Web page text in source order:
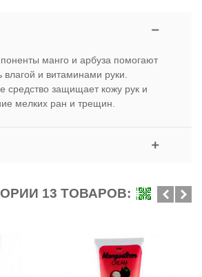
манго и арбуза помогают
влагой и витаминами руки.
средство защищает кожу рук и
мелких ран и трещин.
13 ТОВАРОВ: